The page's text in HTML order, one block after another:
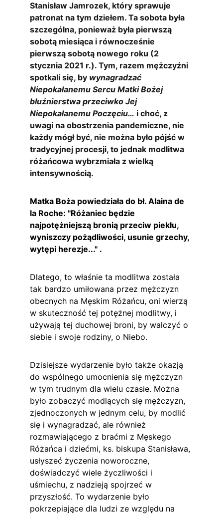
Stanisław Jamrozek, który sprawuje
patronat na tym dziełem. Ta sobota była
szczególna, ponieważ była pierwszą
sobotą miesiąca i równocześnie
pierwszą sobotą nowego roku (2
stycznia 2021 r.). Tym, razem mężczyźni
spotkali się, by wynagradzać
Niepokalanemu Sercu Matki Bożej
bluźnierstwa przeciwko Jej
Niepokalanemu Poczęciu… i choć, z
uwagi na obostrzenia pandemiczne, nie
każdy mógł być, nie można było pójść w
tradycyjnej procesji, to jednak modlitwa
różańcowa wybrzmiała z wielką
intensywnością.
Matka Boża powiedziała do bł. Alaina de
la Roche: "Różaniec będzie
najpotężniejszą bronią przeciw piekłu,
wyniszczy pożądliwości, usunie grzechy,
wytępi herezje..." .
Dlatego, to właśnie ta modlitwa została
tak bardzo umiłowana przez mężczyzn
obecnych na Męskim Różańcu, oni wierzą
w skuteczność tej potężnej modlitwy, i
używają tej duchowej broni, by walczyć o
siebie i swoje rodziny, o Niebo.
Dzisiejsze wydarzenie było także okazją
do wspólnego umocnienia się mężczyzn
w tym trudnym dla wielu czasie. Można
było zobaczyć modlących się mężczyzn,
zjednoczonych w jednym celu, by modlić
się i wynagradzać, ale również
rozmawiającego z braćmi z Męskego
Różańca i dziećmi, ks. biskupa Stanisława,
usłyszeć życzenia noworoczne,
doświadczyć wiele życzliwości i
uśmiechu, z nadzieją spojrzeć w
przyszłość. To wydarzenie było
pokrzepiające dla ludzi ze względu na